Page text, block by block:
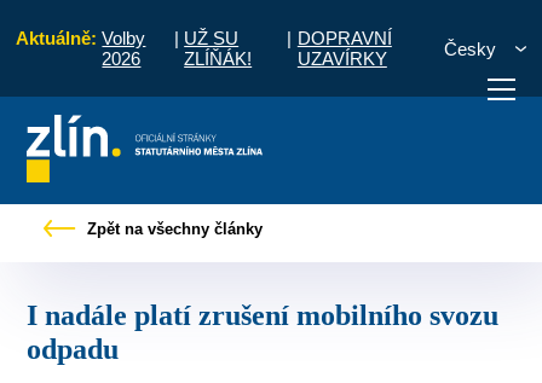
Aktuálně: Volby
2026
| UŽ SU
ZLÍŇÁK!
| DOPRAVNÍ
UZAVÍRKY
Česky
vyřídit Potřebuji zaplatit
Zpět na všechny články
I nadále platí zrušení mobilního svozu
odpadu